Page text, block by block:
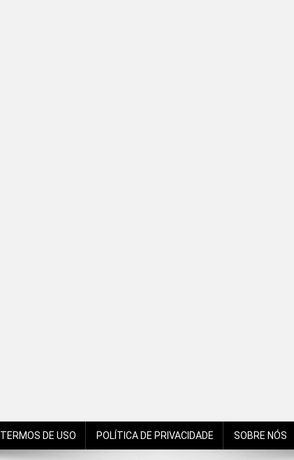
TERMOS DE USO POLÍTICA DE PRIVACIDADE SOBRE NÓS